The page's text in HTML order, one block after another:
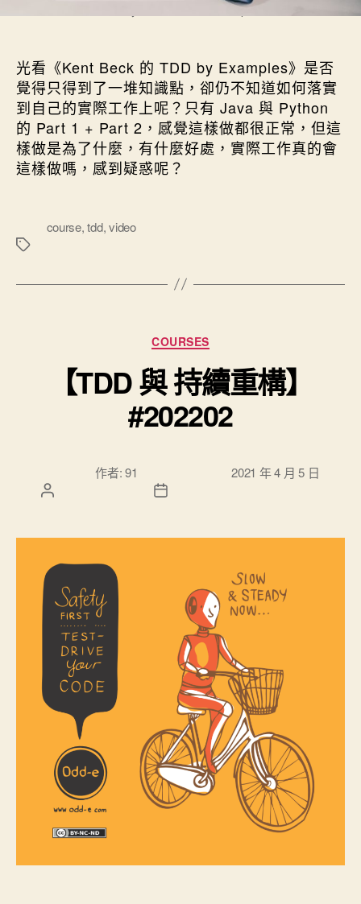
Photo by Pakata Goh on Unsplash
光看《Kent Beck 的 TDD by Examples》是否
覺得只得到了一堆知識點，卻仍不知道如何落實
到自己的實際工作上呢？只有 Java 與 Python
的 Part 1 + Part 2，感覺這樣做都很正常，但這
樣做是為了什麼，有什麼好處，實際工作真的會
這樣做嗎，感到疑惑呢？
course,tdd,video
COURSES
【TDD 與 持續重構】
#202202
作者:91 2021 年 4 月 5 日